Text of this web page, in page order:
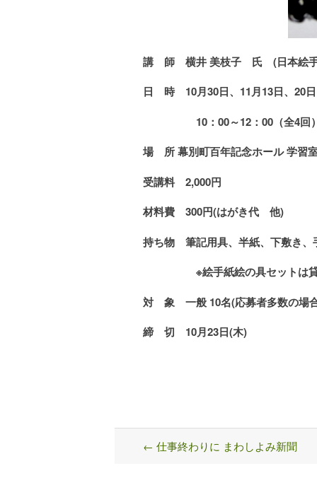
講 師 横井 美枝子 氏 (日本絵
日 時 10月30日、11月13日、20日
10 ：00～12：00（全4回）
場 所 幕別町百年記念ホール 学習
受講料 2,000円
材料費 300円(はがき代 他)
持ち物 筆記用具、半紙、下敷き、
※絵手紙絵の具セットは貸出
対 象 一般 10名(応募者多数の場
締 切
10月23日(木)
Post
← 仕事終わりに まわしよみ新聞